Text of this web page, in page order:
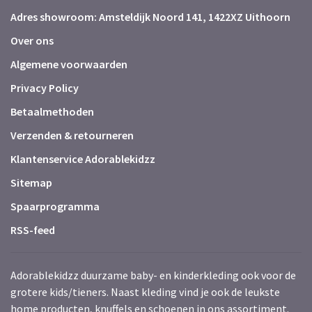
Adres showroom: Amsteldijk Noord 141, 1422XZ Uithoorn
Over ons
Algemene voorwaarden
Privacy Policy
Betaalmethoden
Verzenden & retourneren
Klantenservice Adorablekidzz
Sitemap
Spaarprogramma
RSS-feed
Adorablekidzz duurzame baby- en kinderkleding ook voor de
grotere kids/tieners. Naast kleding vind je ook de leukste
home producten, knuffels en schoenen in ons assortiment.